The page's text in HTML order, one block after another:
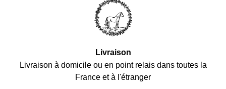
Livraison
Livraison à domicile ou en point relais dans toutes la
France et à l'étranger